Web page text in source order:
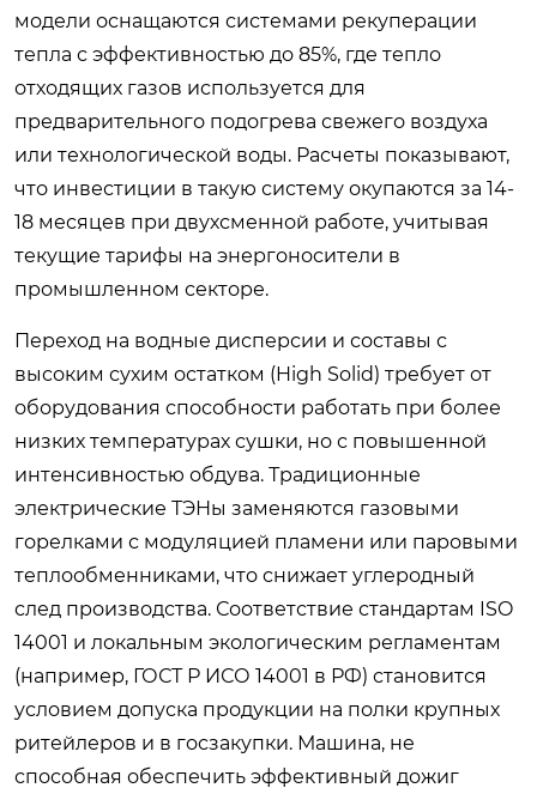
модели оснащаются системами рекуперации
тепла с эффективностью до 85%, где тепло
отходящих газов используется для
предварительного подогрева свежего воздуха
или технологической воды. Расчеты показывают,
что инвестиции в такую систему окупаются за 14-
18 месяцев при двухсменной работе, учитывая
текущие тарифы на энергоносители в
промышленном секторе.
Переход на водные дисперсии и составы с
высоким сухим остатком (High Solid) требует от
оборудования способности работать при более
низких температурах сушки, но с повышенной
интенсивностью обдува. Традиционные
электрические ТЭНы заменяются газовыми
горелками с модуляцией пламени или паровыми
теплообменниками, что снижает углеродный
след производства. Соответствие стандартам ISO
14001 и локальным экологическим регламентам
(например, ГОСТ Р ИСО 14001 в РФ) становится
условием допуска продукции на полки крупных
ритейлеров и в госзакупки. Машина, не
способная обеспечить эффективный дожиг